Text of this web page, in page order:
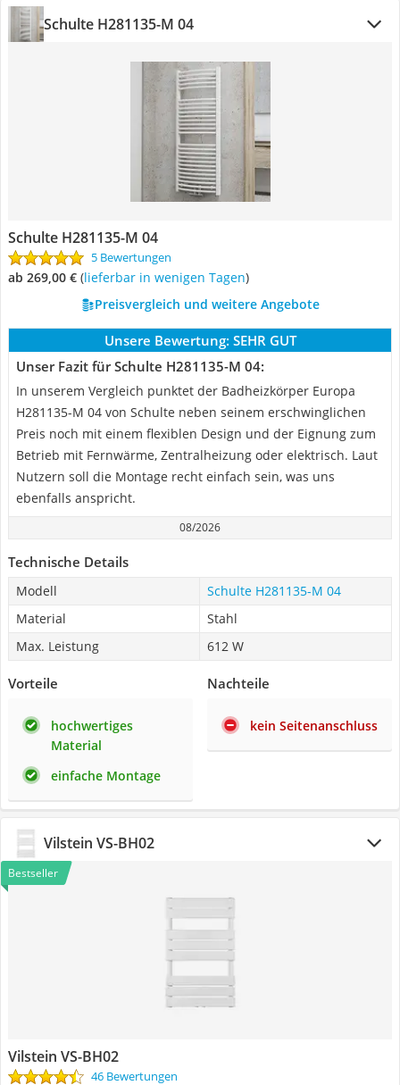
Schulte H281135-M 04
Schulte H281135-M 04
5 Bewertungen
ab 269,00 € ( Lieferbar in wenigen Tagen)
Preisvergleich und weitere Angebote
Unsere Bewertung: SEHR GUT
Unser Fazit für Schulte H281135-M 04:
In unserem Vergleich punktet der Badheizkörper Europa
‎H281135-M 04 von Schulte neben seinem erschwinglichen
Preis noch mit einem flexiblen Design und der Eignung zum
Betrieb mit Fernwärme, Zentralheizung oder elektrisch. Laut
Nutzern soll die Montage recht einfach sein, was uns
ebenfalls anspricht.
08/2026
Technische Details
Modell
Schulte H281135-M 04
Material
Stahl
Max. Leistung
612 W
Vorteile
hochwertiges
Material
einfache Montage
Nachteile
kein Seitenanschluss
Vilstein VS-BH02
Bestseller
Vilstein VS-BH02
46 Bewertungen